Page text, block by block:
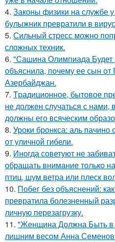
4. Законы физики на службе
булыжник превратили в
5. Сильный стресс можно
сложных техник.
6. "Сашина Олимпиада Будет
объяснила, почему ее сын
Азербайджан.
7. Tpадиционное, бытовое
не должен случаться с нами,
должны его всяческим
8. Уроки бронкса: аль пачино
от уличной гибели.
9. Иногда советуют не
обращать внимание только
птиц, шум ветра или плеск
10. Побег без объяснений:
превратила болезненный
личную перезагрузку.
11. "Женщина Должна Быть
лишним весом Анна